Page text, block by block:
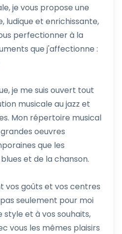
je vous propose une
ludique et enrichissante,
perfectionner à la
que j'affectionne :
je me suis ouvert tout
musicale au jazz et
Mon répertoire musical
oeuvres
que les
et de la chanson.
vos goûts et vos centres
seulement pour moi
et à vos souhaits,
vous les mêmes plaisirs